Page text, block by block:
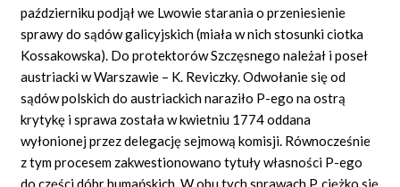
październiku podjął we Lwowie starania o przeniesienie
sprawy do sądów galicyjskich (miała w nich stosunki ciotka
Kossakowska). Do protektorów Szczęsnego należał i poseł
austriacki w Warszawie – K. Reviczky. Odwołanie się od
sądów polskich do austriackich naraziło P-ego na ostrą
krytykę i sprawa została w kwietniu 1774 oddana
wyłonionej przez delegację sejmową komisji. Równocześnie
z tym procesem zakwestionowano tytuły własności P-ego
do części dóbr humańskich. W obu tych sprawach P. ciężko się